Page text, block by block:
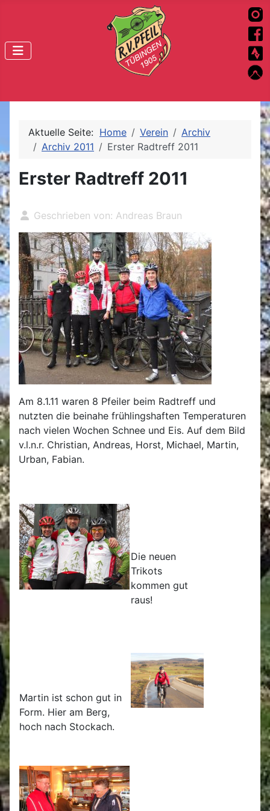
Aktuelle Seite: Home Verein
Archiv
Archiv 2011
Erster Radtreff 2011
Erster Radtreff 2011
Geschrieben von: Andreas Braun
Am 8.1.11 waren 8 Pfeiler beim Radtreff und
nutzten die beinahe frühlingshaften Temperaturen
nach vielen Wochen Schnee und Eis. Auf dem Bild
v.l.n.r. Christian, Andreas, Horst, Michael, Martin,
Urban, Fabian.
Die neuen
Trikots
kommen gut
raus!
Martin ist schon gut in
Form. Hier am Berg,
hoch nach Stockach.